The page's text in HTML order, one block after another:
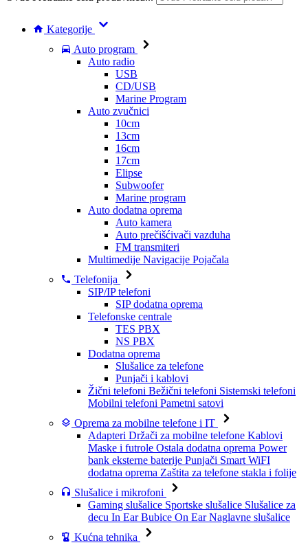
Kategorije
Auto program
Auto radio
USB
CD/USB
Marine Program
Auto zvučnici
10cm
13cm
16cm
17cm
Elipse
Subwoofer
Marine program
Auto dodatna oprema
Auto kamera
Auto prečišćivači vazduha
FM transmiteri
Multimedije Navigacije Pojačala
Telefonija
SIP/IP telefoni
SIP dodatna oprema
Telefonske centrale
TES PBX
NS PBX
Dodatna oprema
Slušalice za telefone
Punjači i kablovi
Žični telefoni Bežični telefoni Sistemski telefoni
Mobilni telefoni Pametni satovi
Oprema za mobilne telefone i IT
Adapteri Držači za mobilne telefone Kablovi
Maske i futrole Ostala dodatna oprema Power
bank eksterne baterije Punjači Smart WiFI
dodatna oprema Zaštita za telefone stakla i folije
Slušalice i mikrofoni
Gaming slušalice Sportske slušalice Slušalice za
decu In Ear Bubice On Ear Naglavne slušalice
Kućna tehnika